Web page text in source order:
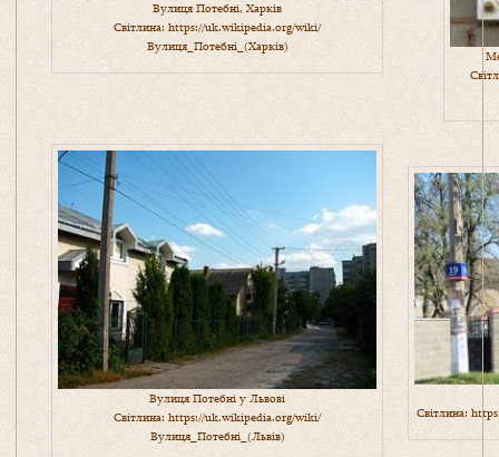
Вулиця Потебні, Харків
Світлина: https://uk.wikipedia.org/wiki/
Вулиця_Потебні_(Харків)
Вулиця Потебні у Львові
Світлина: https://uk.wikipedia.org/wiki/
Вулиця_Потебні_(Львів)
Світлина: